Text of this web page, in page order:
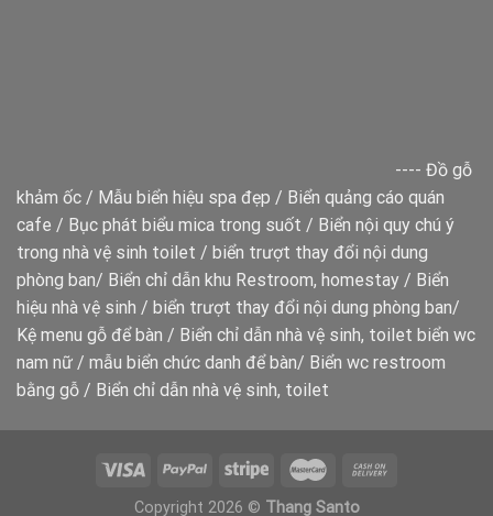
---- Đồ gỗ
khảm ốc / Mẫu biển hiệu spa đẹp / Biển quảng cáo quán
cafe / Bục phát biểu mica trong suốt / Biển nội quy chú ý
trong nhà vệ sinh toilet / biển trượt thay đổi nội dung
phòng ban/ Biển chỉ dẫn khu Restroom, homestay / Biển
hiệu nhà vệ sinh / biển trượt thay đổi nội dung phòng ban/
Kệ menu gỗ để bàn / Biển chỉ dẫn nhà vệ sinh, toilet biển wc
nam nữ / mẫu biển chức danh để bàn/ Biển wc restroom
bằng gỗ / Biển chỉ dẫn nhà vệ sinh, toilet
Copyright 2026 © Thang Santo